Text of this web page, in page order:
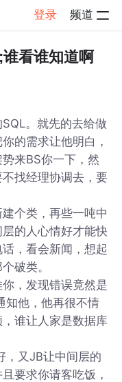
登录 频道
看谁知道啊
。就先的去给做
的需求让他明白，
来BS你一下，然
找经理协调去，要
个类，再些一吨中
的人心情好才能快
，看会新闻，想起
破类。
，发现错误竟然是
知他，他再很不情
谁让人家是数据库
，又JB让中间层的
要求你请客吃饭，